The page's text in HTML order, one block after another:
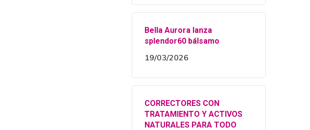
Bella Aurora lanza
splendor60 bálsamo
19/03/2026
CORRECTORES CON
TRATAMIENTO Y ACTIVOS
NATURALES PARA TODO